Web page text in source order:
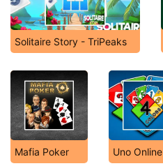
Solitaire Story - TriPeaks
Mafia Poker Uno Online